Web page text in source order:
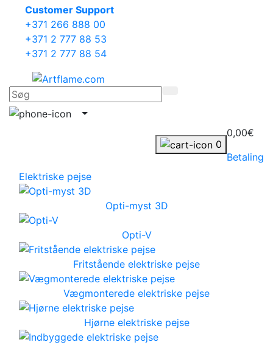
Сustomer Support
+371 266 888 00
+371 2 777 88 53
+371 2 777 88 54
0
0,00€
Betaling
Elektriske pejse
Opti-myst 3D
Opti-V
Fritstående elektriske pejse
Vægmonterede elektriske pejse
Hjørne elektriske pejse